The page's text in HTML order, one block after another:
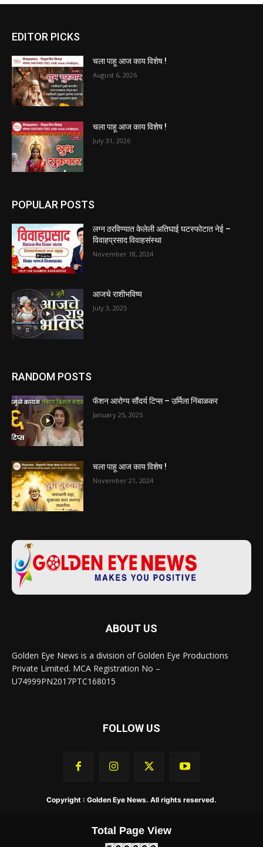
EDITOR PICKS
चला पाहू आज काय विशेष !
August 6, 2026
चला पाहू आज काय विशेष !
July 31, 2026
POPULAR POSTS
लग्न ठरविण्यात केलेली अतिघाई घटस्फोटात नेई –
विवाहप्रसाद विवाहसंस्था
November 18, 2024
आजचे राशीभविष्य
July 3, 2025
RANDOM POSTS
फॅशन आरोग्य सौंदर्य टिप्स – उर्मिला निंबाळकर
January 25, 2025
चला पाहू आज काय विशेष !
November 21, 2024
ABOUT US
Golden Eye News is a division of Golden Eye Productions
Private Limited. MCA Registration No –
U74999PN2017PTC168015
FOLLOW US
Copyright : Golden Eye News. All rights reserved.
Total Page View